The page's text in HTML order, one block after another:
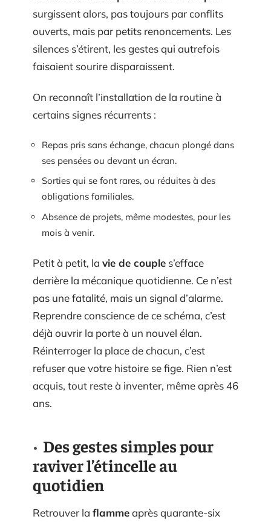
surgissent alors, pas toujours par conflits
ouverts, mais par petits renoncements. Les
silences s’étirent, les gestes qui autrefois
faisaient sourire disparaissent.
On reconnaît l’installation de la routine à
certains signes récurrents :
Repas pris sans échange, chacun plongé dans
ses pensées ou devant un écran.
Sorties qui se font rares, ou réduites à des
obligations familiales.
Absence de projets, même modestes, pour les
mois à venir.
Petit à petit, la vie de couple s’efface
derrière la mécanique quotidienne. Ce n’est
pas une fatalité, mais un signal d’alarme.
Reprendre conscience de ce schéma, c’est
déjà ouvrir la porte à un nouvel élan.
Réinterroger la place de chacun, c’est
refuser que votre histoire se fige. Rien n’est
acquis, tout reste à inventer, même après 46
ans.
Des gestes simples pour
raviver l’étincelle au
quotidien
Retrouver la flammeaprès quarante-six